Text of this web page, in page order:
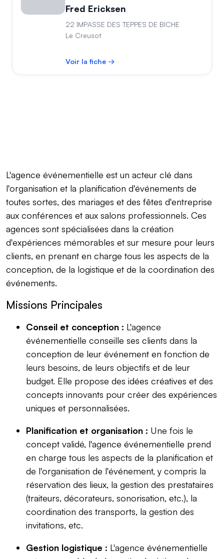
Fred Ericksen
22 IMPASSE DES TEPPES DE BICHE
Le Creusot
Voir la fiche →
L'agence événementielle est un acteur clé dans
l'organisation et la planification d'événements de
toutes sortes, des mariages et des fêtes d'entreprise
aux conférences et aux salons professionnels. Ces
agences sont spécialisées dans la création
d'expériences mémorables et sur mesure pour leurs
clients, en prenant en charge tous les aspects de la
conception, de la logistique et de la coordination des
événements.
Missions Principales
Conseil et conception : L'agence
événementielle conseille ses clients dans la
conception de leur événement en fonction de
leurs besoins, de leurs objectifs et de leur
budget. Elle propose des idées créatives et des
concepts innovants pour créer des expériences
uniques et personnalisées.
Planification et organisation : Une fois le
concept validé, l'agence événementielle prend
en charge tous les aspects de la planification et
de l'organisation de l'événement, y compris la
réservation des lieux, la gestion des prestataires
(traiteurs, décorateurs, sonorisation, etc.), la
coordination des transports, la gestion des
invitations, etc.
Gestion logistique : L'agence événementielle